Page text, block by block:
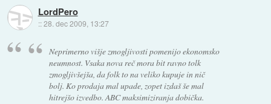
LordPero
::28. dec 2009, 13:27
Neprimerno višje zmogljivosti pomenijo ekonomsko
neumnost. Vsaka nova reč mora bit ravno tolk
zmogljivšejša, da folk to na veliko kupuje in nič
bolj. Ko prodaja mal upade, zopet izdaš še mal
hitrejšo izvedbo. ABC maksimiziranja dobička.